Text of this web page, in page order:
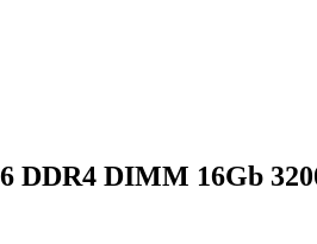
DDR4 DIMM 16Gb